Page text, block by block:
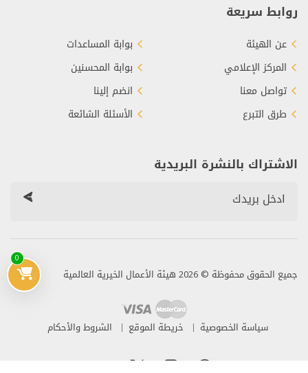
0
روابط سريعة
عن الهيئة
المركز الإعلامي
تواصل معنا
طرق التبرع
بوابة المساعدات
بوابة المحسنين
انضم إلينا
الأسئلة الشائعة
الاشتراك بالنشرة البريدية
جميع الحقوق محفوظة © 2026 هيئة الأعمال الخيرية العالمية
سياسة الخصوصية خريطة الموقع الشروط والأحكام